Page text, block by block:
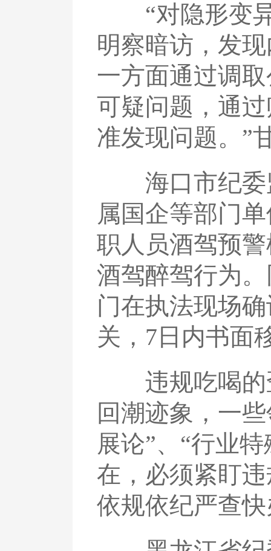
“对隐形变异
明察暗访，发
一方面通过调
可疑问题，通
准发现问题。”
海口市纪委
属国企等部门
职人员酒驾预
酒驾醉驾行为
门在执法现场
关，7日内书面
违规吃喝的
回潮迹象，一
展论”、“行业
在，必须紧盯
依规依纪严查